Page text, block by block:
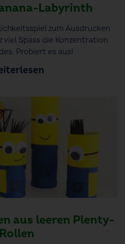
Labyrinth
zum Ausdrucken
Spass die Konzentration
Probiert es aus!
aus leeren Plenty-
Rollen